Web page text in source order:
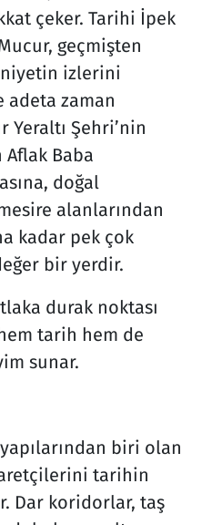
çeker. Tarihi İpek
geçmişten
izlerini
adeta zaman
Yeraltı Şehri’nin
Baba
doğal
alanlarından
kadar pek çok
bir yerdir.
durak noktası
tarih hem de
sunar.
biri olan
tarihin
Dar koridorlar, taş